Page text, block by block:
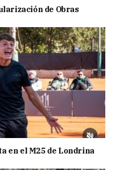
de Obras
en el M25 de Londrina